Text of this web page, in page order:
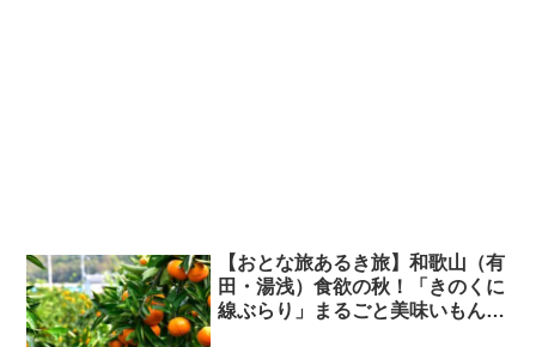
【おとな旅あるき旅】和歌山（有
田・湯浅）食欲の秋！「きのくに
線ぶらり」まるごと美味いもん